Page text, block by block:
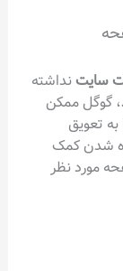
سایت نداشته
، گوگل ممکن
تعویق
شدن کمک
مورد نظر